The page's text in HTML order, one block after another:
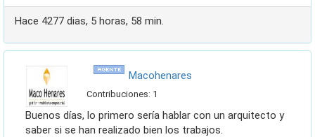
Hace 4277 dias, 5 horas, 58 min.
macohenares
Contribuciones: 1
Buenos días, lo primero sería hablar con un arquitecto y
saber si se han realizado bien los trabajos.